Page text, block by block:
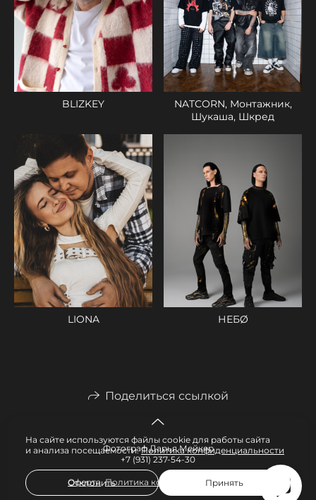
BLIZKEY
NATCORN, Монтажник,
Шукаша, Шкред
LIONA НЕБØ
Поделиться ссылкой
Фотограф Дарья Мейкер
+7 (931) 237-54-30
Оферта,Политика конфиденциальности
На сайте используются файлы cookie для работы сайта
и анализа посещаемости.Политика конфиденциальности
Отклонить Принять